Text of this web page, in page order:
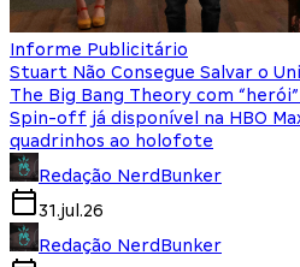
Informe Publicitário
Stuart Não Consegue Salvar o
The Big Bang Theory com
Spin-off já disponível na HBO
quadrinhos ao holofote
Redação NerdBunker
31.jul.26
Redação NerdBunker